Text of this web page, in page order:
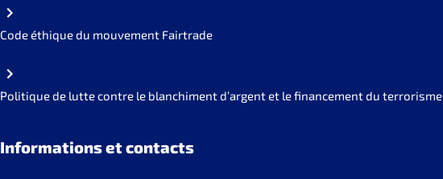
Code éthique du mouvement Fairtrade
Politique de lutte contre le blanchiment d’argent et le financement du terrorisme
Informations et contacts